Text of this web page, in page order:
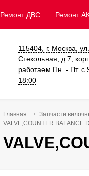
​Ремонт ДВС Ремонт
115404, г. Москва,
Стекольная, д.7,
работаем Пн. - Пт. с
18:00
Главная Запчасти
VALVE,COUNTER BALANCE